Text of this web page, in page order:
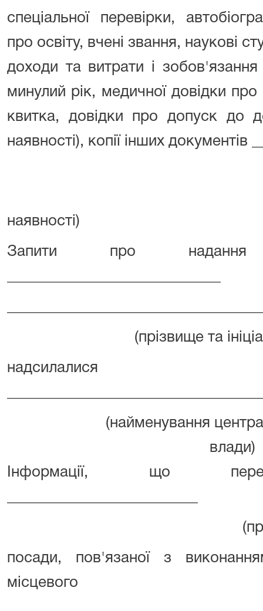
спеціальної перевірки,
про освіту, вчені звання, наукові
доходи та витрати і
минулий рік, медичної довідки
квитка, довідки про допуск до
наявності), копії інших документів
наявності)
Запити про надання
(прізвище та
(найменування
влади)
Інформації, що
посади, пов'язаної з
місцевого